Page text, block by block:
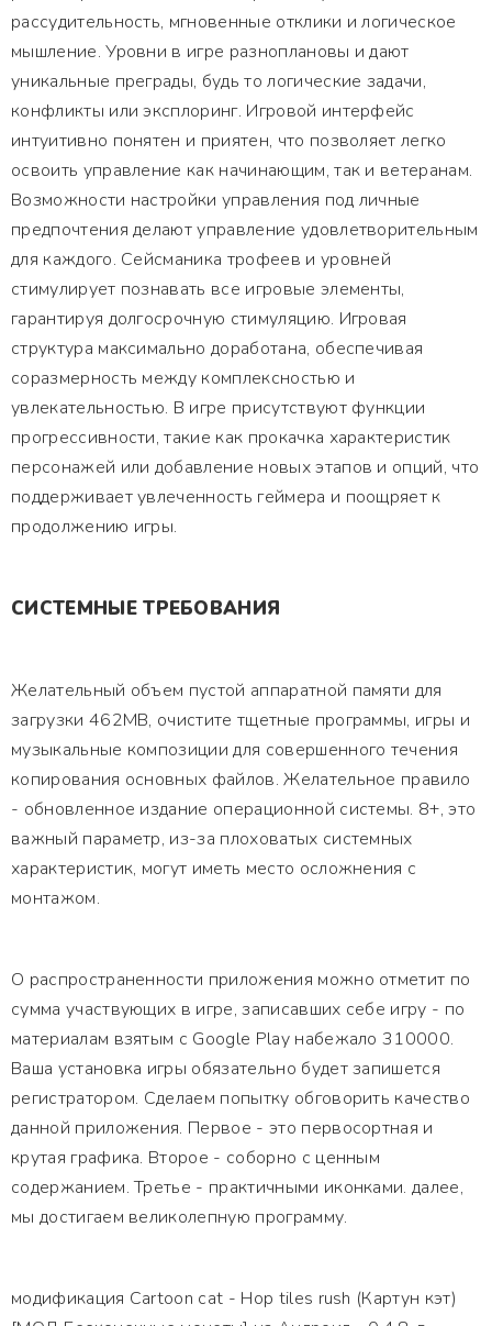
рассудительность, мгновенные отклики и логическое
мышление. Уровни в игре разноплановы и дают
уникальные преграды, будь то логические задачи,
конфликты или эксплоринг. Игровой интерфейс
интуитивно понятен и приятен, что позволяет легко
освоить управление как начинающим, так и ветеранам.
Возможности настройки управления под личные
предпочтения делают управление удовлетворительным
для каждого. Сейсманика трофеев и уровней
стимулирует познавать все игровые элементы,
гарантируя долгосрочную стимуляцию. Игровая
структура максимально доработана, обеспечивая
соразмерность между комплексностью и
увлекательностью. В игре присутствуют функции
прогрессивности, такие как прокачка характеристик
персонажей или добавление новых этапов и опций, что
поддерживает увлеченность геймера и поощряет к
продолжению игры.
СИСТЕМНЫЕ ТРЕБОВАНИЯ
Желательный объем пустой аппаратной памяти для
загрузки 462MB, очистите тщетные программы, игры и
музыкальные композиции для совершенного течения
копирования основных файлов. Желательное правило
- обновленное издание операционной системы. 8+, это
важный параметр, из-за плоховатых системных
характеристик, могут иметь место осложнения с
монтажом.
О распространенности приложения можно отметит по
сумма участвующих в игре, записавших себе игру - по
материалам взятым с Google Play набежало 310000.
Ваша установка игры обязательно будет запишется
регистратором. Сделаем попытку обговорить качество
данной приложения. Первое - это первосортная и
крутая графика. Второе - соборно с ценным
содержанием. Третье - практичными иконками. далее,
мы достигаем великолепную программу.
модификация Cartoon cat - Hop tiles rush (Картун кэт)